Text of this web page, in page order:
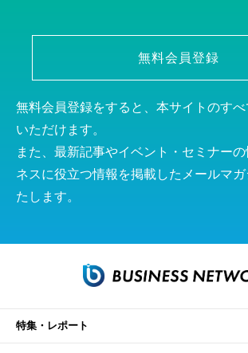
無料会員登録
無料会員登録をすると、本サイトのす
いただけます。
また、最新記事やイベント・セミナー
ネスに役立つ情報を掲載したメールマ
たします。
特集・レポート